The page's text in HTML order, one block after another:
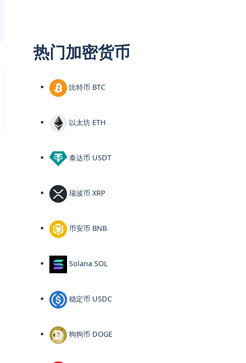
热门加密货币
比特币 BTC
以太坊 ETH
泰达币 USDT
瑞波币 XRP
币安币 BNB
Solana SOL
稳定币 USDC
狗狗币 DOGE